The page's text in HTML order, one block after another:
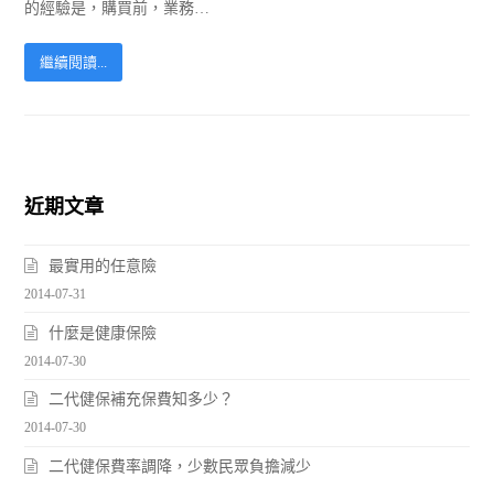
的經驗是，購買前，業務…
繼續閱讀...
近期文章
最實用的任意險
2014-07-31
什麼是健康保險
2014-07-30
二代健保補充保費知多少？
2014-07-30
二代健保費率調降，少數民眾負擔減少